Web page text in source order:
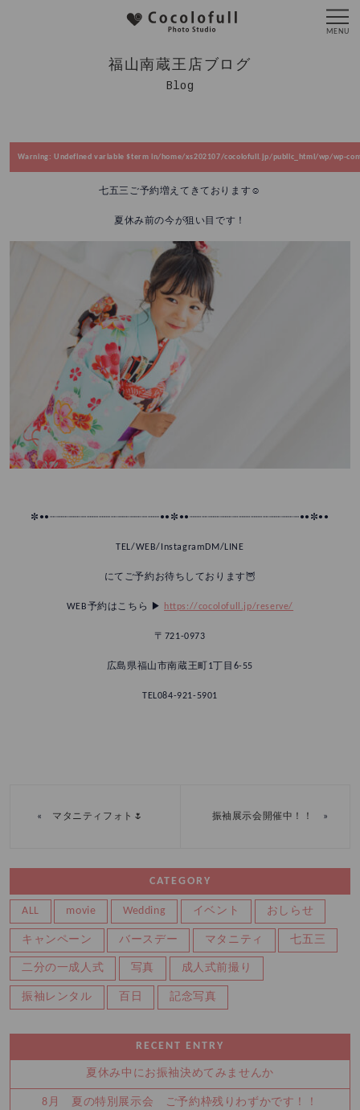
福山南蔵王店ブログ
Blog
Warning : Undefined variable $term in/home/xs202107/cocolofull.jp/public_html/wp/wp-
七五三ご予約増えてきております☺️
夏休み前の今が狙い目です！
✼••┈┈┈┈┈┈┈┈┈┈┈┈┈┈┈┈┈┈••✼••┈┈┈┈┈┈┈┈┈┈┈┈┈┈┈┈┈┈••✼••
TEL/WEB/InstagramDM/LINE
にてご予約お待ちしております🦉
WEB予約はこちら ▶︎ https://cocolofull.jp/reserve/
〒721-0973
広島県福山市南蔵王町1丁目6-55
TEL084-921-5901
« マタニティフォト🌷 振袖展示会開催中！！ »
CATEGORY
ALL movie Wedding イベント おしらせ
キャンペーン バースデー マタニティ 七五三
二分の一成人式 写真 成人式前撮り
振袖レンタル 百日 記念写真
RECENT ENTRY
夏休み中にお振袖決めてみませんか
8月 夏の特別展示会 ご予約枠残りわずかです！！